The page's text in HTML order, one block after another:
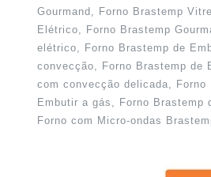
Gourmand, Forno Brastemp
Elétrico, Forno Brastemp
elétrico, Forno Brastemp de
convecção, Forno Brastemp de
com convecção delicada, Forno
Embutir a gás, Forno Brastemp
Forno com Micro-ondas